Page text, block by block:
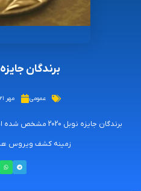
برندگان جایزه
عمومی مهر ۲۱, ۱۳۹۹
برندگان جایزه نوبل
زمینه کشف ویروس